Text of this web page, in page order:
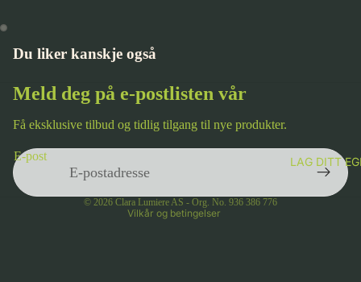
LAG DITT
Du liker kanskje også
Meld deg på e-postlisten vår
Få eksklusive tilbud og tidlig tilgang til nye produkter.
E-post
© 2026 Clara Lumiere AS - Org. No. 936 386 776
Vilkår og betingelser